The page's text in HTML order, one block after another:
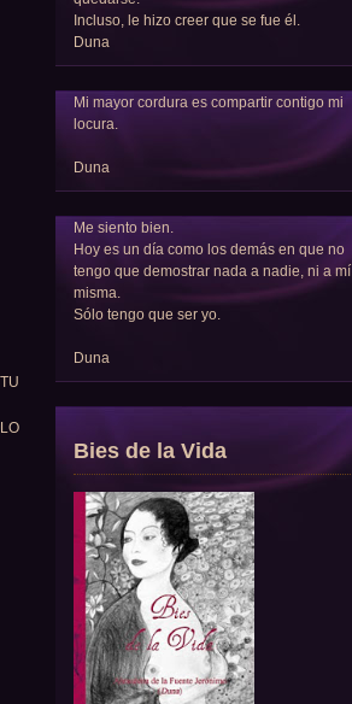
Incluso, le hizo creer que se fue él.
Duna
Mi mayor cordura es compartir contigo mi
locura.
Duna
Me siento bien.
Hoy es un día como los demás en que no
tengo que demostrar nada a nadie, ni a mí
misma.
Sólo tengo que ser yo.
Duna
Bies de la Vida